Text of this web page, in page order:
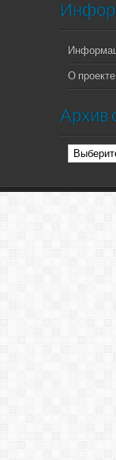
О проекте
Архив
Архив
статей